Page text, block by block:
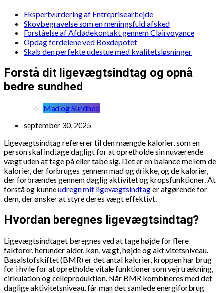
Ekspertvurdering af Entreprisearbejde
Skovbegravelse som en meningsfuld afsked
Forståelse af Afdødekontakt gennem Clairvoyance
Opdag fordelene ved Boxdepotet
Skab den perfekte udestue med kvalitetsløsninger
Forstå dit ligevægtsindtag og opnå
bedre sundhed
Mad og Sundhed
september 30, 2025
Ligevægtsindtag refererer til den mængde kalorier, som en
person skal indtage dagligt for at opretholde sin nuværende
vægt uden at tage på eller tabe sig. Det er en balance mellem de
kalorier, der forbruges gennem mad og drikke, og de kalorier,
der forbrændes gennem daglig aktivitet og kropsfunktioner. At
forstå og kunneudregn mit ligevægtsindtager afgørende for
dem, der ønsker at styre deres vægt effektivt.
Hvordan beregnes ligevægtsindtag?
Ligevægtsindtaget beregnes ved at tage højde for flere
faktorer, herunder alder, køn, vægt, højde og aktivitetsniveau.
Basalstofskiftet (BMR) er det antal kalorier, kroppen har brug
for i hvile for at opretholde vitale funktioner som vejrtrækning,
cirkulation og celleproduktion. Når BMR kombineres med det
daglige aktivitetsniveau, får man det samlede energiforbrug